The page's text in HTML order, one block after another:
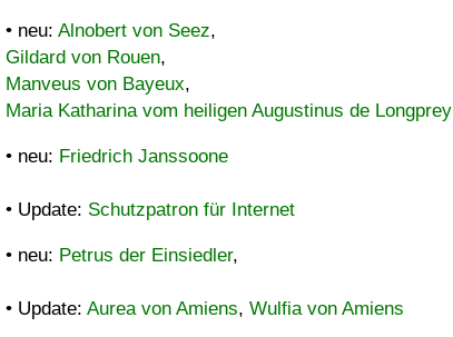
• neu: Alnobert von Seez,
Gildard von Rouen,
Manveus von Bayeux,
Maria Katharina vom heiligen Augustinus de Longprey
• neu: Friedrich Janssoone
• Update: Schutzpatron für Internet
• neu: Petrus der Einsiedler,
• Update: Aurea von Amiens, Wulfia von Amiens